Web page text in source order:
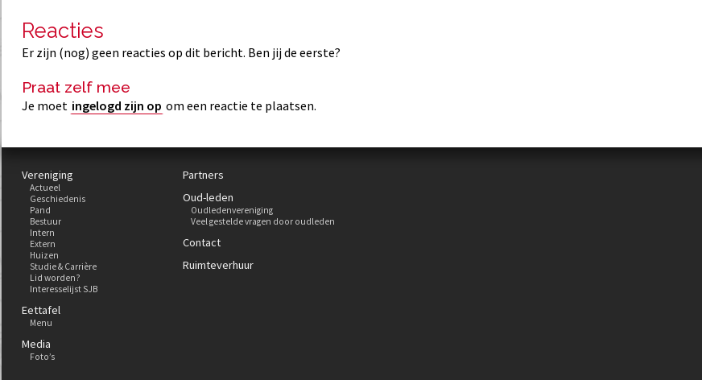
Reacties
Er zijn (nog) geen reacties op dit bericht. Ben jij de eerste?
Praat zelf mee
Je moet ingelogd zijn op om een reactie te plaatsen.
Vereniging
Actueel
Geschiedenis
Pand
Bestuur
Intern
Extern
Huizen
Studie & Carrière
Lid worden?
Interesselijst SJB
Eettafel
Menu
Media
Foto’s
Partners
Oud-leden
Oudledenvereniging
Veel gestelde vragen door oudleden
Contact
Ruimteverhuur